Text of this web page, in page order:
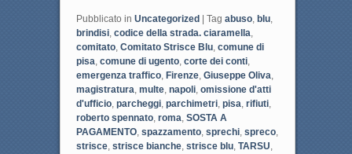
Pubblicato in Uncategorized Tag abuso, blu,
brindisi, codice della strada. ciaramella,
comitato, Comitato Strisce Blu, comune di
pisa, comune di ugento, corte dei conti,
emergenza traffico, Firenze, Giuseppe Oliva,
magistratura, multe, napoli, omissione d'atti
d'ufficio, parcheggi, parchimetri, pisa, rifiuti,
roberto spennato, roma, SOSTA A
PAGAMENTO, spazzamento, sprechi, spreco,
strisce, strisce bianche, strisce blu, TARSU,